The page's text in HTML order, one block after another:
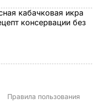
августа, 17.46БУЛЬВАР
кабачковая икра
консервации без
Правила пользования